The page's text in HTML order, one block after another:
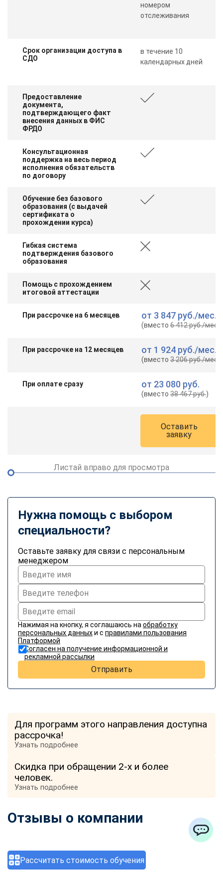
Рассчитать стоимость обучения
номером
отслеживания
Срок организации доступа в
СДО
в течение 10
календарных дней
Предоставление
документа,
подтверждающего факт
внесения данных в ФИС
ФРДО
Консультационная
поддержка на весь период
исполнения обязательств
по договору
Обучение без базового
образования (с выдачей
сертификата о
прохождении курса)
Гибкая система
подтверждения базового
образования
Помощь с прохождением
итоговой аттестации
При рассрочке на 6 месяцев от 3 847 руб./мес.
(вместо6 412 руб./мес.
При рассрочке на 12 месяцев от 1 924 руб./мес.
(вместо3 206 руб./мес.
При оплате сразу от 23 080 руб.
(вместо38 467 руб.)
Оставить
заявку
Листай вправо для просмотра
Нужна помощь с выбором
специальности?
Оставьте заявку для связи с персональным
менеджером
Нажимая на кнопку, я соглашаюсь на обработку
персональных данныхи с правилами пользования
Платформой
Согласен на получение информационной и
рекламной рассылки
Отправить
Для программ этого направления доступна
рассрочка!
Узнать подробнее
Скидка при обращении 2-х и более
человек.
Узнать подробнее
Отзывы о компании
Мессенджеры
Telegram WhatsApp
Vkontakte
Max